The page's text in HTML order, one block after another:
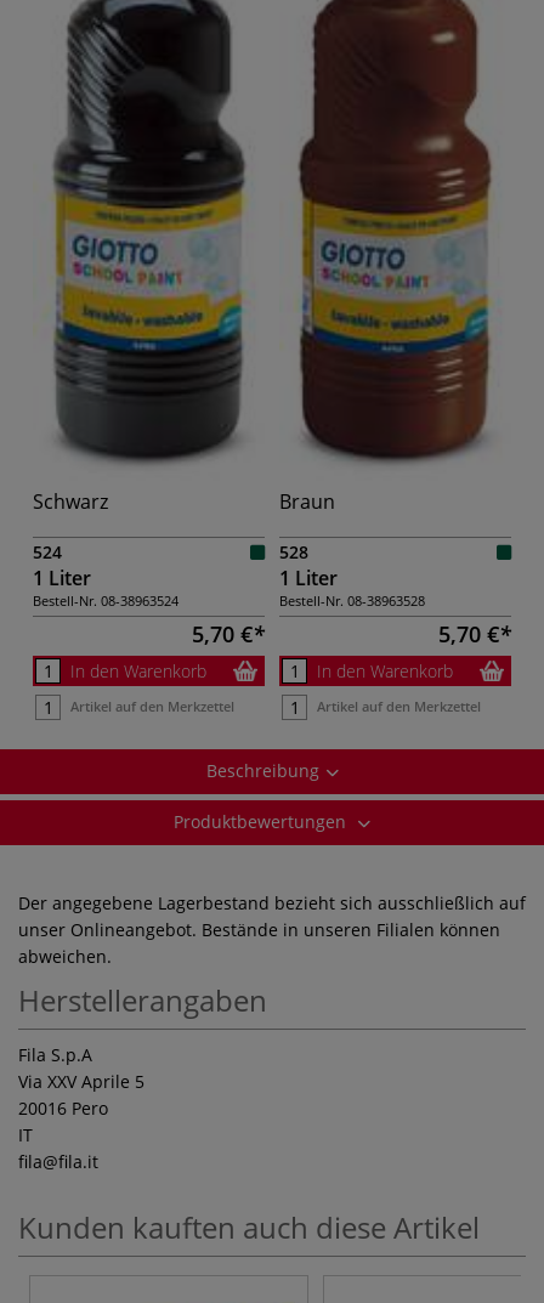
Schwarz
524
1 Liter
Bestell-Nr. 08-38963524
5,70 €
In den Warenkorb
Artikel auf den Merkzettel
Braun
528
1 Liter
Bestell-Nr. 08-38963528
5,70 €
In den Warenkorb
Artikel auf den Merkzettel
Beschreibung
Produktbewertungen
Der angegebene Lagerbestand bezieht sich ausschließlich auf
unser Onlineangebot. Bestände in unseren Filialen können
abweichen.
Herstellerangaben
Fila S.p.A
Via XXV Aprile 5
20016 Pero
IT
fila@fila.it
Kunden kauften auch diese Artikel